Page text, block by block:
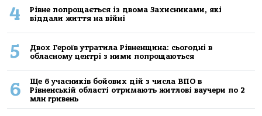
4
Рівне попрощається із двома Захисниками, які
віддали життя на війні
5
Двох Героїв утратила Рівненщина: сьогодні в
обласному центрі з ними попрощаються
6
Ще 6 учасників бойових дій з числа ВПО в
Рівненській області отримають житлові ваучери по 2
млн гривень